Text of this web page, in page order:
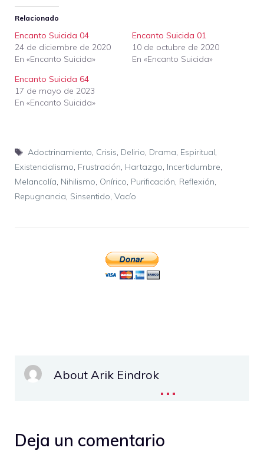
Relacionado
Encanto Suicida 04
24 de diciembre de 2020
En «Encanto Suicida»
Encanto Suicida 01
10 de octubre de 2020
En «Encanto Suicida»
Encanto Suicida 64
17 de mayo de 2023
En «Encanto Suicida»
Etiquetas
Adoctrinamiento, Crisis, Delirio, Drama, Espiritual,
Existencialismo, Frustración, Hartazgo, Incertidumbre,
Melancolía, Nihilismo, Onírico, Purificación, Reflexión,
Repugnancia, Sinsentido, Vacío
About Arik Eindrok...
Deja un comentario